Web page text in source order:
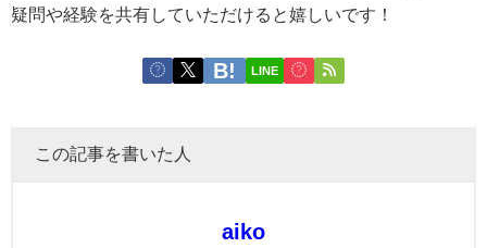
疑問や経験を共有していただけると嬉しいです！
LINE
この記事を書いた人
aiko